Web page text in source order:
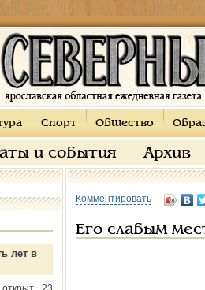
Спорт Общество
и события Архив
лет в
Комментировать
Его слабым